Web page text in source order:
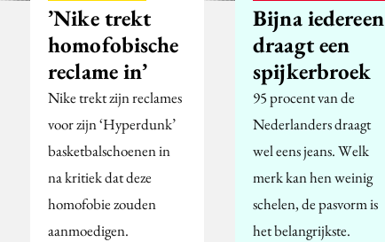
’Nike trekt
homofobische
reclame in’
Nike trekt zijn reclames
voor zijn ‘Hyperdunk’
basketbalschoenen in
na kritiek dat deze
homofobie zouden
aanmoedigen.
Bijna iedereen
draagt een
spijkerbroek
95 procent van de
Nederlanders draagt
wel eens jeans. Welk
merk kan hen weinig
schelen, de pasvorm is
het belangrijkste.